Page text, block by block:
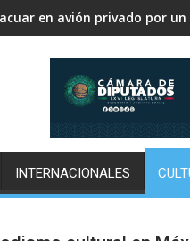
Monreal vincula campo,
INTERNACIONALES